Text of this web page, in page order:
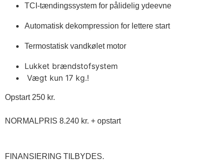
TCI-tændingssystem for pålidelig ydeevne
Automatisk dekompression for lettere start
Termostatisk vandkølet motor
Lukket brændstofsystem
Vægt kun 17 kg.!
Opstart 250 kr.
NORMALPRIS 8.240 kr. + opstart
FINANSIERING TILBYDES.